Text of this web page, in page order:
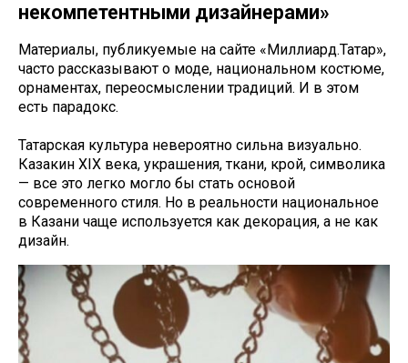
некомпетентными дизайнерами»
Материалы, публикуемые на сайте «Миллиард.Татар»,
часто рассказывают о моде, национальном костюме,
орнаментах, переосмыслении традиций. И в этом
есть парадокс.
Татарская культура невероятно сильна визуально.
Казакин XIX века, украшения, ткани, крой, символика
— все это легко могло бы стать основой
современного стиля. Но в реальности национальное
в Казани чаще используется как декорация, а не как
дизайн.